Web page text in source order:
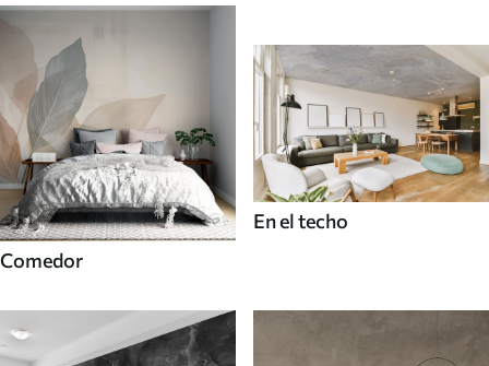
Comedor
En el techo